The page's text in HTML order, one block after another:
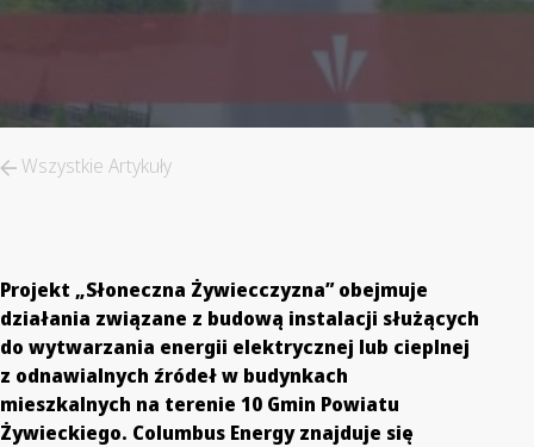
Wszystkie Artykuły
Projekt „Słoneczna Żywiecczyzna” obejmuje
działania związane z budową instalacji służących
do wytwarzania energii elektrycznej lub cieplnej
z odnawialnych źródeł w budynkach
mieszkalnych na terenie 10 Gmin Powiatu
Żywieckiego. Columbus Energy znajduje się